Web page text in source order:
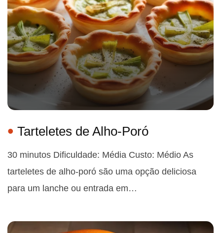
Tarteletes de Alho-Poró
30 minutos Dificuldade: Média Custo: Médio As
tarteletes de alho-poró são uma opção deliciosa
para um lanche ou entrada em…